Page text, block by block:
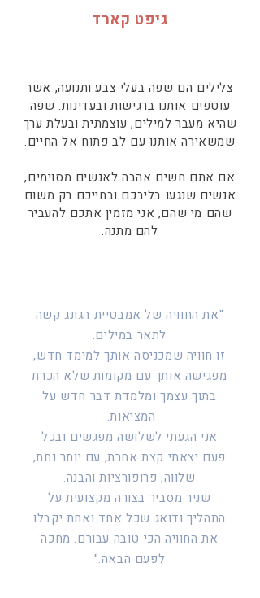
גיפט קארד
צלילים הם שפה בעלי צבע ותנועה, אשר
עוטפים אותנו ברגישות ובעדינות. שפה
שהיא מעבר למילים, עוצמתית ובעלת ערך
שמשאירה אותנו עם לב פתוח אל החיים.
אם אתם חשים אהבה לאנשים מסוימים,
אנשים שנגעו בליבכם ובחייכם רק משום
שהם מי שהם, אני מזמין אתכם להעביר
להם מתנה.
"את החוויה של אמבטיית הגונג קשה
לתאר במילים.​
זו חוויה שמכניסה אותך למימד חדש,
מפגישה אותך עם מקומות שלא הכרת
בתוך עצמך ומלמדת דבר חדש על
המציאות. ​
אני הגעתי לשלושה מפגשים ובכל
פעם יצאתי קצת אחרת, עם יותר נחת,
שלווה, פרופורציות והבנה.
שניר מסביר בצורה מקצועית על
התהליך ודואג שכל אחד ואחת יקבלו
את החוויה הכי טובה עבורם. מחכה
לפעם הבאה."​